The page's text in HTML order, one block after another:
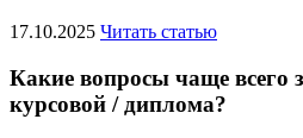
17.10.2025 Читать статью
Какие вопросы чаще всего
курсовой / диплома?